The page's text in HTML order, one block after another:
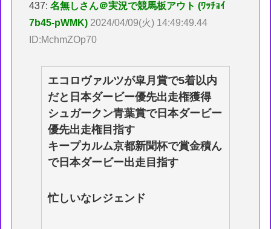
437:名無しさん＠実況で競馬板アウト (ﾜｯﾁｮｲ
7b45-pWMK) 2024/04/09(火) 14:49:49.44
ID:MchmZOp70
エコロヴァルツが皐月賞で5着以内
だと日本ダービー優先出走権獲得
シュガークン青葉賞で日本ダービー
優先出走権目指す
キープカルム京都新聞杯で賞金積ん
で日本ダービー出走目指す
忙しいなレジェンド